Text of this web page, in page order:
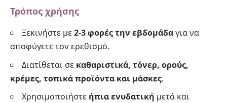
Τρόπος χρήσης
Ξεκινήστε με2-3 φορές την εβδομάδαγια να
αποφύγετε τον ερεθισμό.
Διατίθεται σε καθαριστικά, τόνερ, ορούς,
κρέμες, τοπικά προϊόντα και μάσκες.
Χρησιμοποιήστε ήπια ενυδατική μετά και